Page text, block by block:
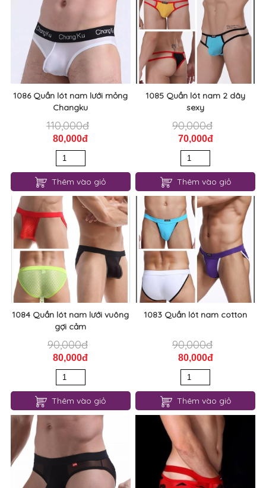
Thêm vào giỏ Thêm vào giỏ
1086 Quần lót nam lưới mỏng
Changku
110,000đ
80,000đ
Thêm vào giỏ
1085 Quần lót nam 2 dây
sexy
90,000đ
70,000đ
Thêm vào giỏ
1084 Quần lót nam lưới vuông
gợi cảm
90,000đ
80,000đ
Thêm vào giỏ
1083 Quần lót nam cotton
90,000đ
80,000đ
Thêm vào giỏ